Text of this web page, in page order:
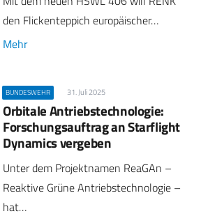
den Flickenteppich europäischer…
Mehr
BUNDESWEHR 31. Juli 2025
Orbitale Antriebstechnologie:
Forschungsauftrag an Starflight
Dynamics vergeben
Unter dem Projektnamen ReaGAn –
Reaktive Grüne Antriebstechnologie –
hat…